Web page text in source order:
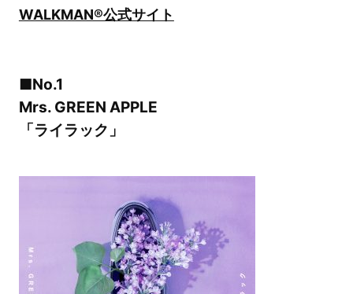
WALKMAN®公式サイト
■No.1
Mrs. GREEN APPLE
「ライラック」